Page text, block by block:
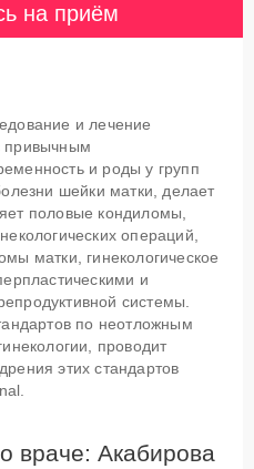
на приём
и лечение
привычным
и роды у групп
шейки матки, делает
половые кондиломы,
операций,
матки, гинекологическое
и
системы.
по неотложным
проводит
этих стандартов
враче: Акабирова